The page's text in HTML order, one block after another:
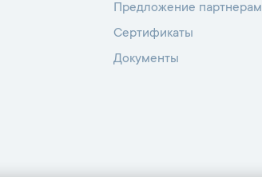
Предложение партнерам
Сертификаты
Документы